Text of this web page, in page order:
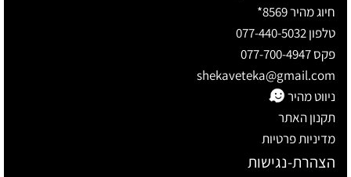
חיוג מהיר 8569*
טלפון 077-440-5032
פקס 077-700-4947
shekaveteka@gmail.com
ניווט מהיר
תקנון האתר
מדיניות פרטיות
הצהרת-נגישות